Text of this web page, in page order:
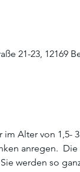
21-23, 12169
Alter von 1,5-
anregen.
werden so